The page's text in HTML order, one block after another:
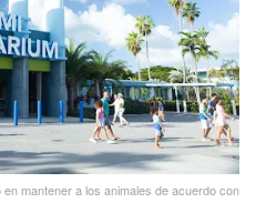
mantener a los animales de acuerdo con